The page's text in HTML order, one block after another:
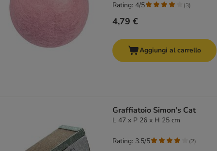
4,79 €
Rating: 4/5 (3)
Aggiungi al carrello
Graffiatoio Simon's Cat
L 47 x P 26 x H 25 cm
Rating: 3.5/5 (2)